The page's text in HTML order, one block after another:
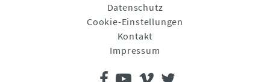
Datenschutz
Cookie-Einstellungen
Kontakt
Impressum